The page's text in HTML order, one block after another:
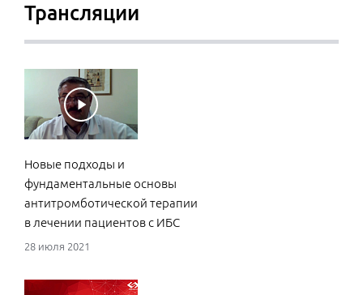
Трансляции
Новые подходы и
фундаментальные основы
антитромботической терапии
в лечении пациентов с ИБС
28 июля 2021